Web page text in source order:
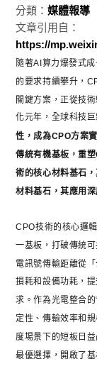
分類：媒體報導
文章引用自：
https://
隨著AI算力爆發式
的要求持續攀升，
關鍵方案，正從技
化元年，全球科技
性，成為CPO方案
傳統有機基板，重
術的核心材料基石
材料基石，其應用
CPO技術的核心邏
一基板，打破傳統
電訊號傳輸距離從
損耗和設備功耗，
求。作為光電整合
定性、傳輸效率和
度場景下的短板日
最優選擇，開啟了